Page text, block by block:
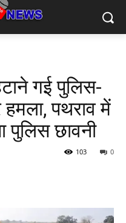
गई पुलिस-
पथराव में
पुलिस छावनी
0
103